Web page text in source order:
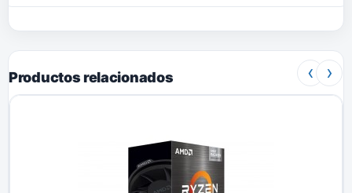
Productos relacionados ‹ ›